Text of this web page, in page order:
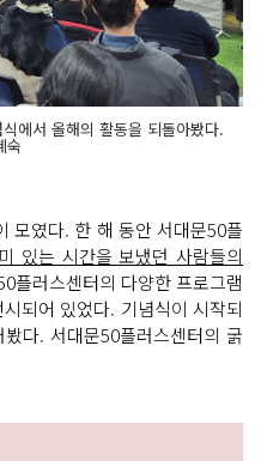
에서 올해의 활동을 되돌아봤다.
숙
모였다. 한 해 동안 서대문50플
있는 시간을 보냈던 사람들의
플러스센터의 다양한 프로그램
되어 있었다. 기념식이 시작되
다. 서대문50플러스센터의 굵